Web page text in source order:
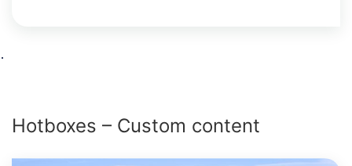
Hotboxes – Custom content